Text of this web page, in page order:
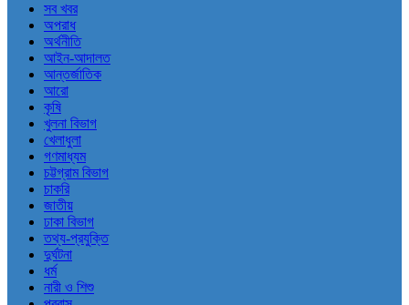
সব খবর
অপরাধ
অর্থনীতি
আইন-আদালত
আন্তর্জাতিক
আরো
কৃষি
খুলনা বিভাগ
খেলাধুলা
গণমাধ্যম
চট্টগ্রাম বিভাগ
চাকরি
জাতীয়
ঢাকা বিভাগ
তথ্য-প্রযুক্তি
দুর্ঘটনা
ধর্ম
নারী ও শিশু